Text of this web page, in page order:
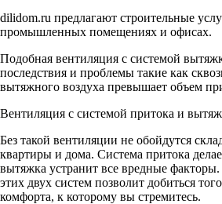
dilidom.ru предлагают строительные
промышленных помещениях и офисах.
Подобная вентиляция с системой
последствия и проблемы такие как
вытяжного воздуха превышает объем
Вентиляция с системой притока и
Без такой вентиляции не обойдутся
квартиры и дома. Система притока
вытяжка устранит все вредные
этих двух систем позволит добиться
комфорта, к которому вы стремитесь.